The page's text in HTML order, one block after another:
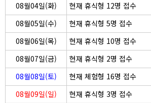
08월04일(화)
현재 휴식형 12명 접수
08월05일(수)
현재 휴식형 5명 접수
08월06일(목)
현재 휴식형 10명 접수
08월07일(금)
현재 휴식형 2명 접수
08월08일(토)
현재 체험형 16명 접수
08월09일(일)
현재 휴식형 3명 접수